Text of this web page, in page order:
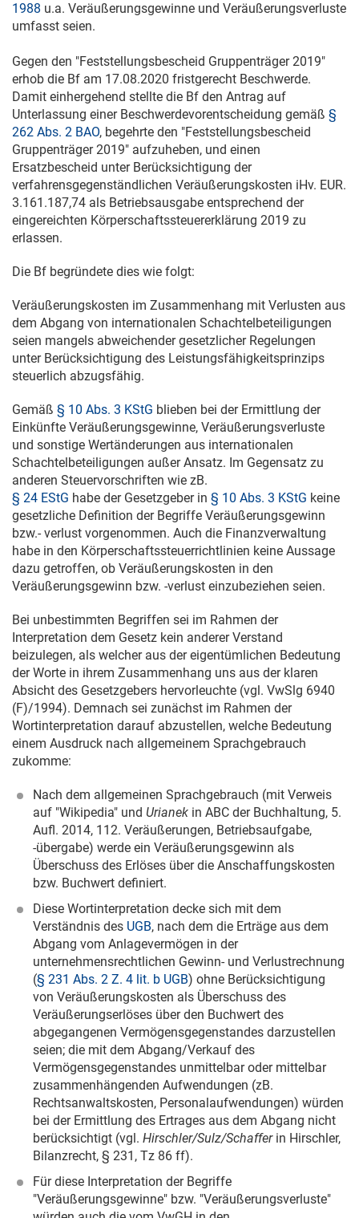
1988 u.a. Veräußerungsgewinne und Veräußerungsverluste
umfasst seien.
Gegen den "Feststellungsbescheid Gruppenträger 2019"
erhob die Bf am 17.08.2020 fristgerecht Beschwerde.
Damit einhergehend stellte die Bf den Antrag auf
Unterlassung einer Beschwerdevorentscheidung gemäß §
262 Abs. 2 BAO, begehrte den "Feststellungsbescheid
Gruppenträger 2019" aufzuheben, und einen
Ersatzbescheid unter Berücksichtigung der
verfahrensgegenständlichen Veräußerungskosten iHv. EUR.
3.161.187,74 als Betriebsausgabe entsprechend der
eingereichten Körperschaftssteuererklärung 2019 zu
erlassen.
Die Bf begründete dies wie folgt:
Veräußerungskosten im Zusammenhang mit Verlusten aus
dem Abgang von internationalen Schachtelbeteiligungen
seien mangels abweichender gesetzlicher Regelungen
unter Berücksichtigung des Leistungsfähigkeitsprinzips
steuerlich abzugsfähig.
Gemäß § 10 Abs. 3 KStG blieben bei der Ermittlung der
Einkünfte Veräußerungsgewinne, Veräußerungsverluste
und sonstige Wertänderungen aus internationalen
Schachtelbeteiligungen außer Ansatz. Im Gegensatz zu
anderen Steuervorschriften wie zB.
§ 24 EStG habe der Gesetzgeber in § 10 Abs. 3 KStG keine
gesetzliche Definition der Begriffe Veräußerungsgewinn
bzw.- verlust vorgenommen. Auch die Finanzverwaltung
habe in den Körperschaftssteuerrichtlinien keine Aussage
dazu getroffen, ob Veräußerungskosten in den
Veräußerungsgewinn bzw. -verlust einzubeziehen seien.
Bei unbestimmten Begriffen sei im Rahmen der
Interpretation dem Gesetz kein anderer Verstand
beizulegen, als welcher aus der eigentümlichen Bedeutung
der Worte in ihrem Zusammenhang uns aus der klaren
Absicht des Gesetzgebers hervorleuchte (vgl. VwSlg 6940
(F)/1994). Demnach sei zunächst im Rahmen der
Wortinterpretation darauf abzustellen, welche Bedeutung
einem Ausdruck nach allgemeinem Sprachgebrauch
zukomme:
Nach dem allgemeinen Sprachgebrauch (mit Verweis
auf "Wikipedia" und Urianek in ABC der Buchhaltung, 5.
Aufl. 2014, 112. Veräußerungen, Betriebsaufgabe,
-übergabe) werde ein Veräußerungsgewinn als
Überschuss des Erlöses über die Anschaffungskosten
bzw. Buchwert definiert.
Diese Wortinterpretation decke sich mit dem
Verständnis des UGB, nach dem die Erträge aus dem
Abgang vom Anlagevermögen in der
unternehmensrechtlichen Gewinn- und Verlustrechnung
(§ 231 Abs. 2 Z. 4 lit. b UGB) ohne Berücksichtigung
von Veräußerungskosten als Überschuss des
Veräußerungserlöses über den Buchwert des
abgegangenen Vermögensgegenstandes darzustellen
seien; die mit dem Abgang/Verkauf des
Vermögensgegenstandes unmittelbar oder mittelbar
zusammenhängenden Aufwendungen (zB.
Rechtsanwaltskosten, Personalaufwendungen) würden
bei der Ermittlung des Ertrages aus dem Abgang nicht
berücksichtigt (vgl. Hirschler/Sulz/Schaffer in Hirschler,
Bilanzrecht, § 231, Tz 86 ff).
Für diese Interpretation der Begriffe
"Veräußerungsgewinne" bzw. "Veräußerungsverluste"